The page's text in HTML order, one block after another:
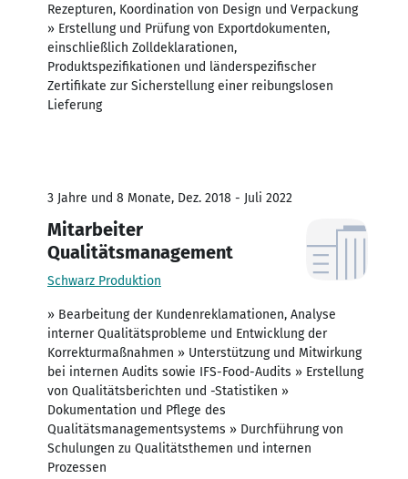
Rezepturen, Koordination von Design und Verpackung
» Erstellung und Prüfung von Exportdokumenten,
einschließlich Zolldeklarationen,
Produktspezifikationen und länderspezifischer
Zertifikate zur Sicherstellung einer reibungslosen
Lieferung
3 Jahre und 8 Monate, Dez. 2018 - Juli 2022
Mitarbeiter
Qualitätsmanagement
Schwarz Produktion
» Bearbeitung der Kundenreklamationen, Analyse
interner Qualitätsprobleme und Entwicklung der
Korrekturmaßnahmen » Unterstützung und Mitwirkung
bei internen Audits sowie IFS-Food-Audits » Erstellung
von Qualitätsberichten und -Statistiken »
Dokumentation und Pflege des
Qualitätsmanagementsystems » Durchführung von
Schulungen zu Qualitätsthemen und internen
Prozessen